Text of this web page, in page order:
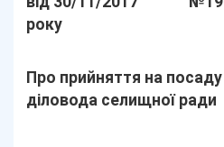
року
Про прийняття на посаду
діловода селищної ради